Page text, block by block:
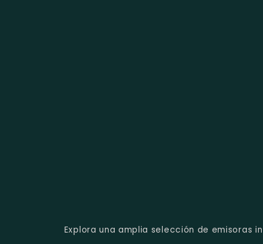
Explora una amplia selección de emisoras